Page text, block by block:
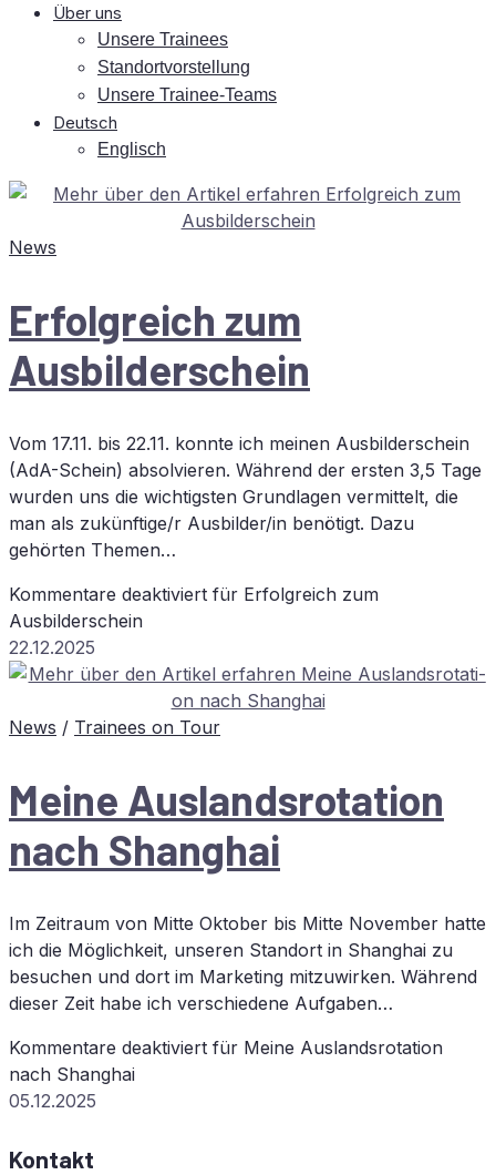
Über uns
Un­se­re Trainees
Stand­ort­vor­stel­lung
Un­se­re Trainee-Teams
Deutsch
Eng­lisch
News
Er­folg­reich zum
Ausbilderschein
Vom 17.11. bis 22.11. konnte ich meinen Ausbilderschein
(AdA-Schein) absolvieren. Während der ersten 3,5 Tage
wurden uns die wichtigsten Grundlagen vermittelt, die
man als zukünftige/r Ausbilder/in benötigt. Dazu
gehörten Themen…
Kommentare deaktiviert für Er­folg­reich zum
Ausbilderschein
22.12.2025
News / Trainees on Tour
Mei­ne Aus­lands­ro­ta­ti­on
nach Shanghai
Im Zeitraum von Mitte Oktober bis Mitte November hatte
ich die Möglichkeit, unseren Standort in Shanghai zu
besuchen und dort im Marketing mitzuwirken. Während
dieser Zeit habe ich verschiedene Aufgaben…
Kommentare deaktiviert für Mei­ne Aus­lands­ro­ta­ti­on
nach Shanghai
05.12.2025
Kontakt